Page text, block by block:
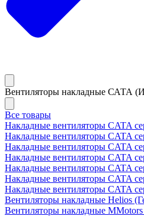
Вентиляторы накладные САТА
Все товары
Накладные вентиляторы CATA
Накладные вентиляторы CATA
Накладные вентиляторы CATA
Накладные вентиляторы CATA
Накладные вентиляторы CATA
Накладные вентиляторы CATA
Накладные вентиляторы CATA
Вентиляторы накладные Helios
Вентиляторы накладные MMotors